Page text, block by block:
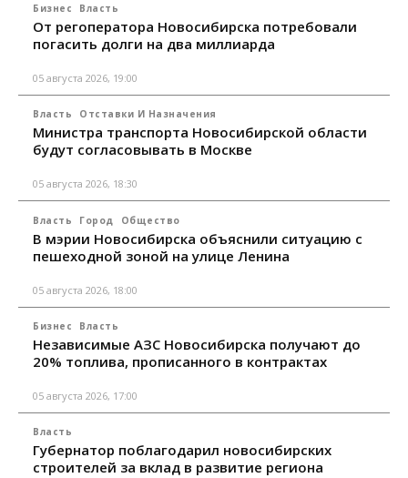
Бизнес Власть
От регоператора Новосибирска потребовали
погасить долги на два миллиарда
05 августа 2026, 19:00
Власть Отставки И Назначения
Министра транспорта Новосибирской области
будут согласовывать в Москве
05 августа 2026, 18:30
Власть Город Общество
В мэрии Новосибирска объяснили ситуацию с
пешеходной зоной на улице Ленина
05 августа 2026, 18:00
Бизнес Власть
Независимые АЗС Новосибирска получают до
20% топлива, прописанного в контрактах
05 августа 2026, 17:00
Власть
Губернатор поблагодарил новосибирских
строителей за вклад в развитие региона